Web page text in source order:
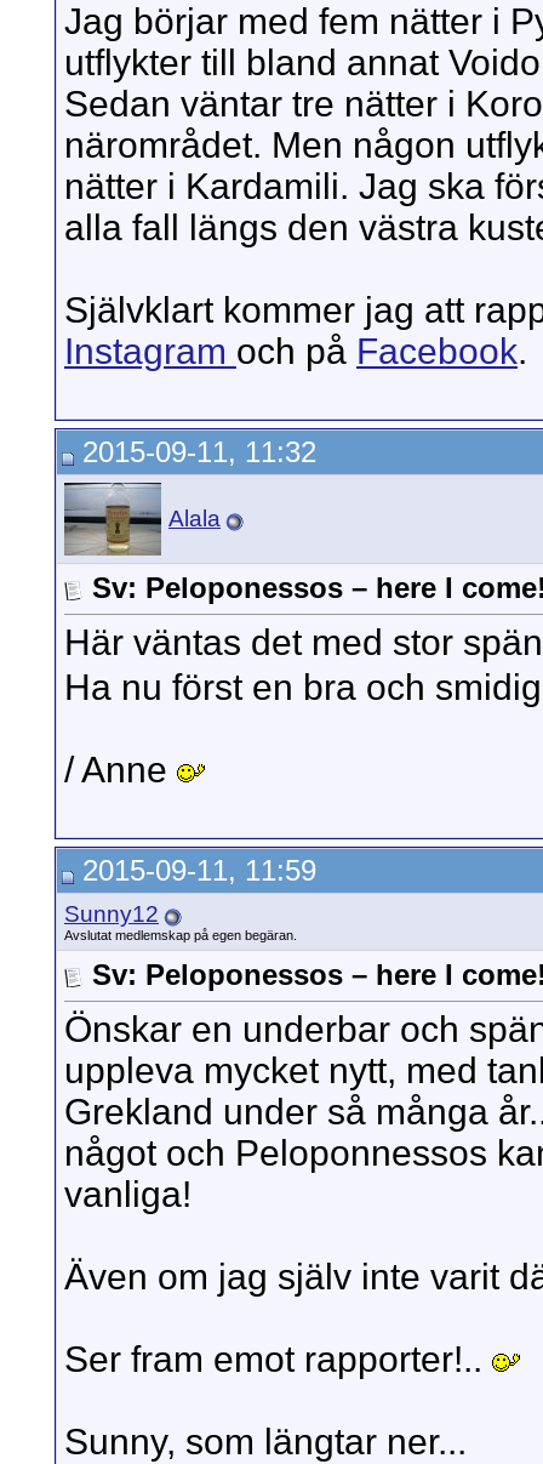
Jag börjar med fem nätter i
utflykter till bland annat
Sedan väntar tre nätter i
närområdet. Men någon
nätter i Kardamili. Jag ska
alla fall längs den västra
Självklart kommer jag att
Instagram och på Facebook.
2015-09-11, 11:32
Alala
Sv: Peloponessos – here I
Här väntas det med stor
Ha nu först en bra och
/ Anne
2015-09-11, 11:59
Sunny12
Avslutat medlemskap på egen begäran.
Sv: Peloponessos – here I
Önskar en underbar och
uppleva mycket nytt, med
Grekland under så många
något och Peloponnessos
vanliga!
Även om jag själv inte varit
Ser fram emot rapporter!..
Sunny, som längtar ner...